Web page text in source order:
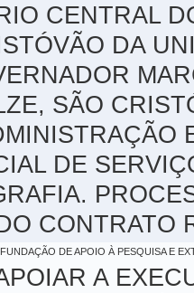
CENTRAL
DA
SÃO
DE
CONTRATO
DE APOIO À PESQUISA E
A